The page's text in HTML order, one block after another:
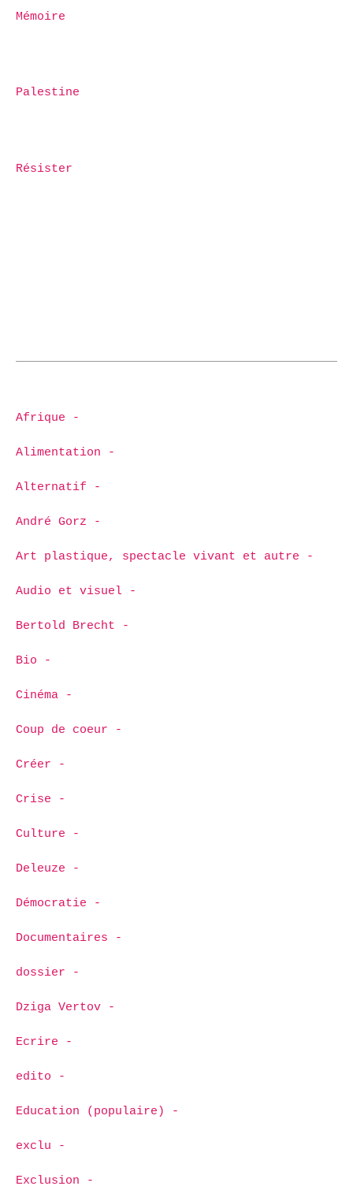
Mémoire
Palestine
Résister
Afrique -
Alimentation -
Alternatif -
André Gorz -
Art plastique, spectacle vivant et autre -
Audio et visuel -
Bertold Brecht -
Bio -
Cinéma -
Coup de coeur -
Créer -
Crise -
Culture -
Deleuze -
Démocratie -
Documentaires -
dossier -
Dziga Vertov -
Ecrire -
edito -
Education (populaire) -
exclu -
Exclusion -